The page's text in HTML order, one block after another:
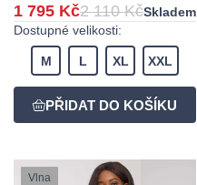
1 795 Kč2 110 KčSkladem
Dostupné velikosti:
M L XL XXL
Vlna